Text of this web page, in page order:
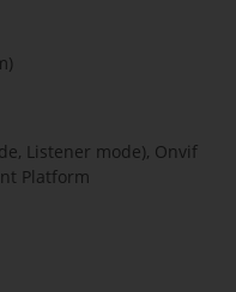
Listener mode), Onvif
Platform